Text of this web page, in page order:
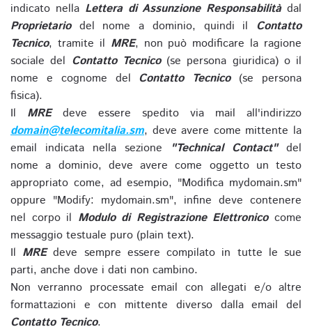
indicato nella Lettera di Assunzione Responsabilitàdal
Proprietariodel nome a dominio, quindi il Contatto
Tecnico, tramite il MRE, non può modificare la ragione
sociale del Contatto Tecnico(se persona giuridica) o il
nome e cognome del Contatto Tecnico(se persona
fisica).
Il MREdeve essere spedito via mail all'indirizzo
domain@telecomitalia.sm, deve avere come mittente la
email indicata nella sezione
"Technical Contact"del
nome a dominio, deve avere come oggetto un testo
appropriato come, ad esempio, "Modifica mydomain.sm"
oppure "Modify: mydomain.sm", infine deve contenere
nel corpo il Modulo di Registrazione Elettronicocome
messaggio testuale puro (plain text).
Il MREdeve sempre essere compilato in tutte le sue
parti, anche dove i dati non cambino.
Non verranno processate email con allegati e/o altre
formattazioni e con mittente diverso dalla email del
Contatto Tecnico.